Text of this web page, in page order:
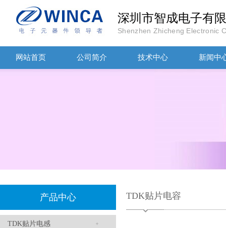
深圳市智成电子有
Shenzhen Zhicheng Electronic
网站首页 公司简介 技术中心 新闻中
产品中心
TDK贴片电感
TDK-EPCOS热敏电阻 B57351V5103H060
TDK贴片电容